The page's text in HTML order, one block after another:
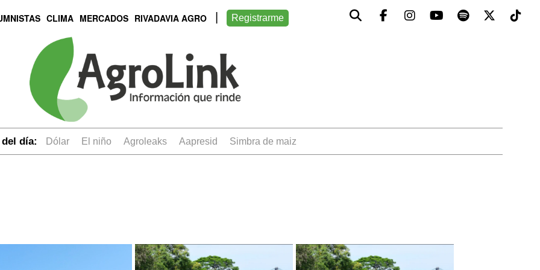
CLIMA MERCADOS RIVADAVIA AGRO Registrarme
del día: dólar el niño Agroleaks aapresid simbra de maiz